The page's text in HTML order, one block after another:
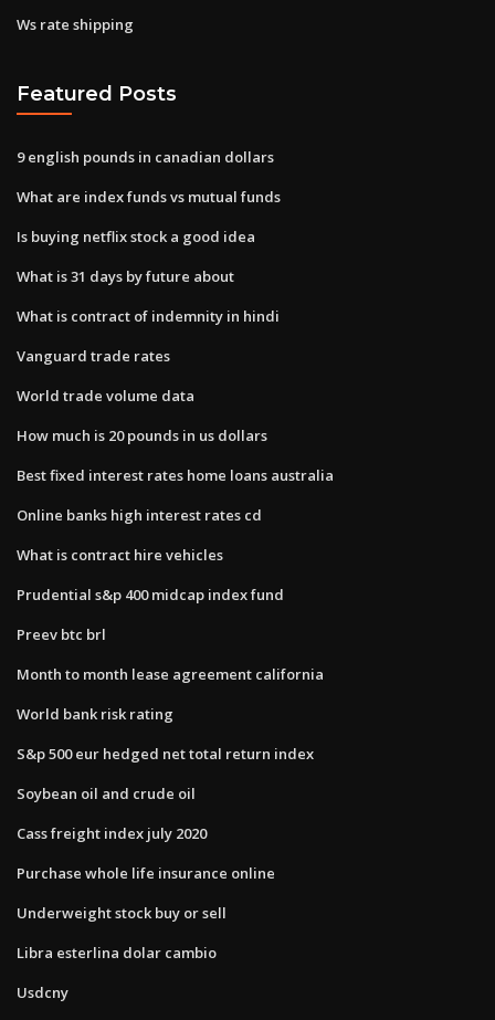
Ws rate shipping
Featured Posts
9 english pounds in canadian dollars
What are index funds vs mutual funds
Is buying netflix stock a good idea
What is 31 days by future about
What is contract of indemnity in hindi
Vanguard trade rates
World trade volume data
How much is 20 pounds in us dollars
Best fixed interest rates home loans australia
Online banks high interest rates cd
What is contract hire vehicles
Prudential s&p 400 midcap index fund
Preev btc brl
Month to month lease agreement california
World bank risk rating
S&p 500 eur hedged net total return index
Soybean oil and crude oil
Cass freight index july 2020
Purchase whole life insurance online
Underweight stock buy or sell
Libra esterlina dolar cambio
Usdcny